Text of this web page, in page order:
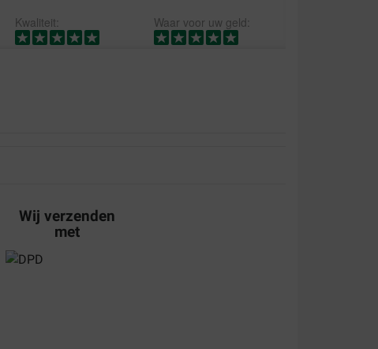
Kwaliteit: Waar voor uw geld:
Wij verzenden
met